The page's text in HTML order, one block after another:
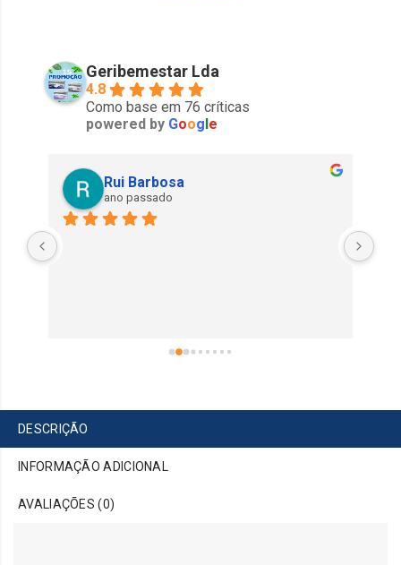
Geribemestar Lda
4.8
Como base em 76 críticas
powered by Google
Rui Barbosa
ano passado
DESCRIÇÃO
INFORMAÇÃO ADICIONAL
AVALIAÇÕES (0)